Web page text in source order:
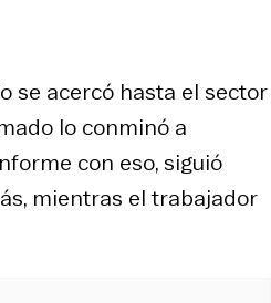
se acercó hasta el sector
lo conminó a
con eso, siguió
mientras el trabajador